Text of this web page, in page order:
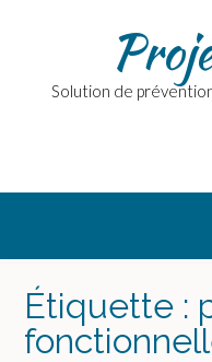
Solution de
Étiquette :